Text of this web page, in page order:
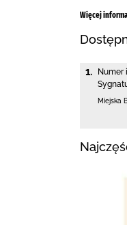
Więcej
1. Numer
Miejska